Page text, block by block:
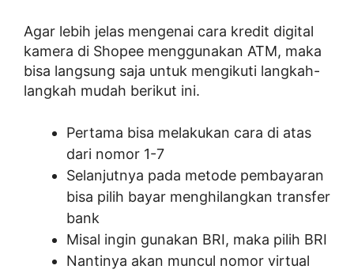
Agar lebih jelas mengenai cara kredit digital
kamera di Shopee menggunakan ATM, maka
bisa langsung saja untuk mengikuti langkah-
langkah mudah berikut ini.
Pertama bisa melakukan cara di atas
dari nomor 1-7
Selanjutnya pada metode pembayaran
bisa pilih bayar menghilangkan transfer
bank
Misal ingin gunakan BRI, maka pilih BRI
Nantinya akan muncul nomor virtual